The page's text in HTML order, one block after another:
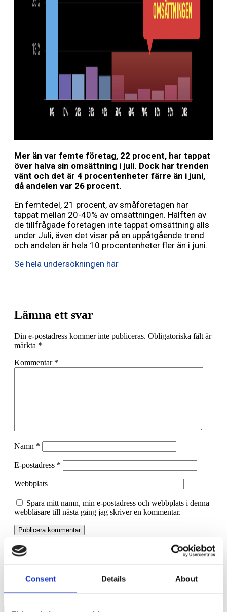
Consent Details About
Mer än var femte företag, 22 procent, har tappat
över halva sin omsättning i juli. Dock har trenden
vänt och det är 4 procentenheter färre än i juni,
då andelen var 26 procent.
En femtedel, 21 procent, av småföretagen har
tappat mellan 20-40% av omsättningen. Hälften av
de tillfrågade företagen inte tappat omsättning alls
under Juli, även det visar på en uppåtgående trend
och andelen är hela 10 procentenheter fler än i juni.
Se hela undersökningen här
Lämna ett svar
Din e-postadress kommer inte publiceras. Obligatoriska fält är
märkta *
Kommentar *
Namn *
E-postadress *
Webbplats
Spara mitt namn, min e-postadress och webbplats i denna
webbläsare till nästa gång jag skriver en kommentar.
Var vaksam på lånevillkor om du lånar under Coronakrisen.